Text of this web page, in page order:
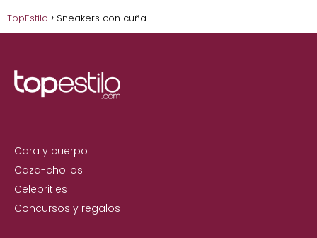
TopEstilo Sneakers con cuña
Cara y cuerpo
Caza-chollos
Celebrities
Concursos y regalos